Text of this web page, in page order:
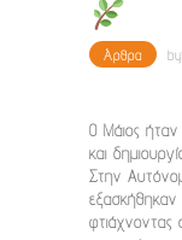
Άρθρα by
Ο Μάιος
και
Στην
εξασκήθηκαν
φτιάχνοντας